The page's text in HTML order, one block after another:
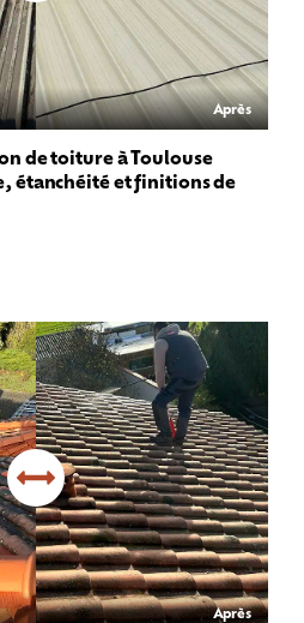
Après
de toiture à Toulouse
étanchéité et finitions de
Après